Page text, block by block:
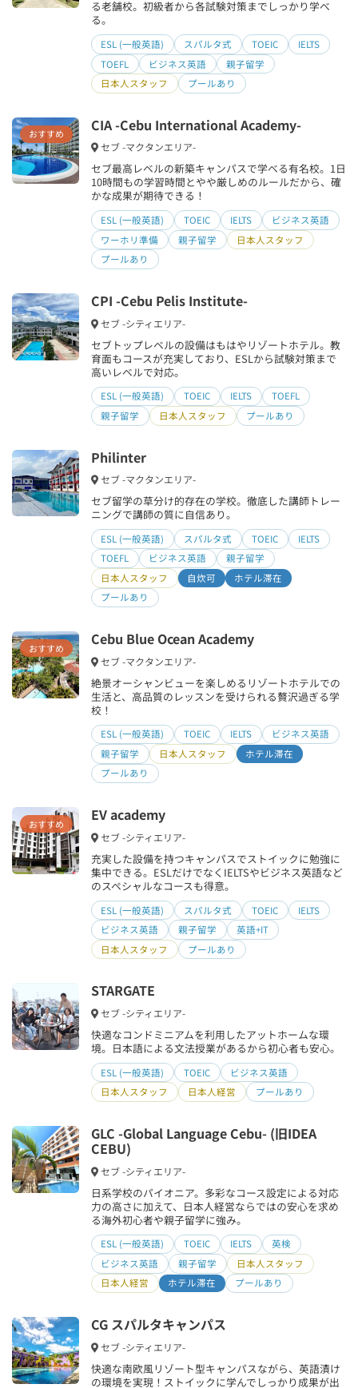
る老舗校。初級者から各試験対策までしっかり学べ
る。
ESL (一般英語) スパルタ式 TOEIC
IELTS
TOEFL
ビジネス英語
親子留学
日本人スタッフ
プールあり
おすすめ CIA -Cebu International Academy-
セブ -マクタンエリア-
セブ最高レベルの新築キャンパスで学べる有名校。1日
10時間もの学習時間とやや厳しめのルールだから、確
かな成果が期待できる！
ESL (一般英語) TOEIC IELTS
ビジネス英語
ワーホリ準備
親子留学
日本人スタッフ
プールあり
CPI -Cebu Pelis Institute-
セブ -シティエリア-
セブトップレベルの設備はもはやリゾートホテル。教
育面もコースが充実しており、ESLから試験対策まで
高いレベルで対応。
ESL (一般英語) TOEIC IELTS
TOEFL
親子留学
日本人スタッフ プールあり
Philinter
セブ -マクタンエリア-
セブ留学の草分け的存在の学校。徹底した講師トレー
ニングで講師の質に自信あり。
ESL (一般英語) スパルタ式 TOEIC
IELTS
TOEFL
ビジネス英語
親子留学
日本人スタッフ
自炊可
ホテル滞在
プールあり
おすすめ Cebu Blue Ocean Academy
セブ -マクタンエリア-
絶景オーシャンビューを楽しめるリゾートホテルでの
生活と、高品質のレッスンを受けられる贅沢過ぎる学
校！
ESL (一般英語) TOEIC IELTS
ビジネス英語
親子留学
日本人スタッフ
ホテル滞在
プールあり
おすすめ EV academy
セブ -シティエリア-
充実した設備を持つキャンパスでストイックに勉強に
集中できる。ESLだけでなくIELTSやビジネス英語など
のスペシャルなコースも得意。
ESL (一般英語) スパルタ式 TOEIC
IELTS
ビジネス英語
親子留学
英語+IT
日本人スタッフ
プールあり
STARGATE
セブ -シティエリア-
快適なコンドミニアムを利用したアットホームな環
境。日本語による文法授業があるから初心者も安心。
ESL (一般英語) TOEIC
ビジネス英語
日本人スタッフ
日本人経営 プールあり
GLC -Global Language Cebu- (旧IDEA
CEBU)
セブ -シティエリア-
日系学校のパイオニア。多彩なコース設定による対応
力の高さに加えて、日本人経営ならではの安心を求め
る海外初心者や親子留学に強み。
ESL (一般英語) TOEIC IELTS
英検
ビジネス英語
親子留学
日本人スタッフ
日本人経営
ホテル滞在 プールあり
CG スパルタキャンパス
セブ -シティエリア-
快適な南欧風リゾート型キャンパスながら、英語漬け
の環境を実現！ストイックに学んでしっかり成果が出